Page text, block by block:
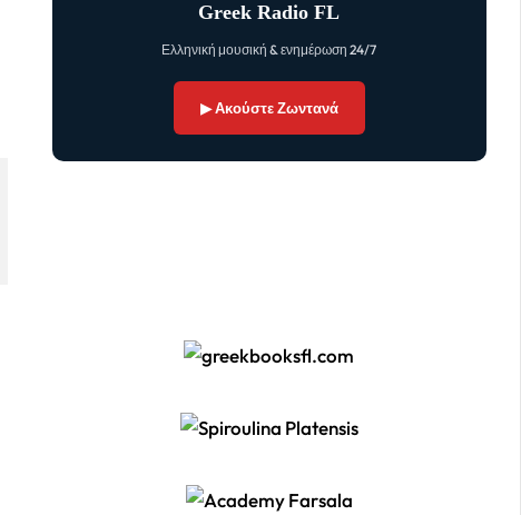
Greek Radio FL
Ελληνική μουσική & ενημέρωση 24/7
▶ Ακούστε Ζωντανά